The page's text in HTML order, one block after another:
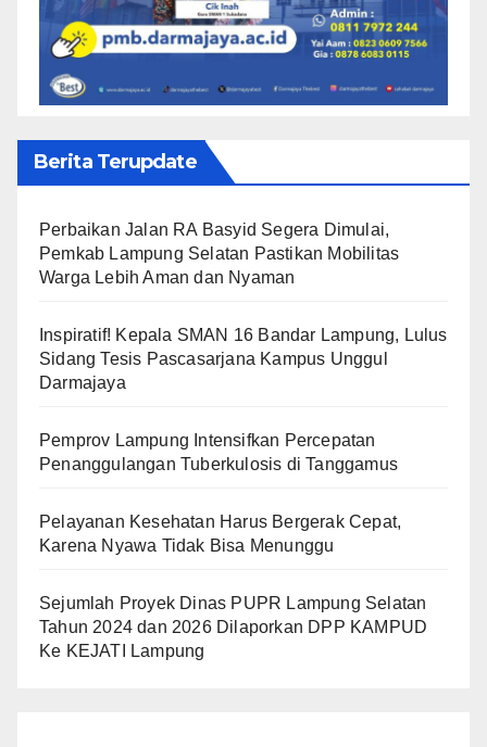
Berita Terupdate
Perbaikan Jalan RA Basyid Segera Dimulai,
Pemkab Lampung Selatan Pastikan Mobilitas
Warga Lebih Aman dan Nyaman
Inspiratif! Kepala SMAN 16 Bandar Lampung, Lulus
Sidang Tesis Pascasarjana Kampus Unggul
Darmajaya
Pemprov Lampung Intensifkan Percepatan
Penanggulangan Tuberkulosis di Tanggamus
Pelayanan Kesehatan Harus Bergerak Cepat,
Karena Nyawa Tidak Bisa Menunggu
Sejumlah Proyek Dinas PUPR Lampung Selatan
Tahun 2024 dan 2026 Dilaporkan DPP KAMPUD
Ke KEJATI Lampung